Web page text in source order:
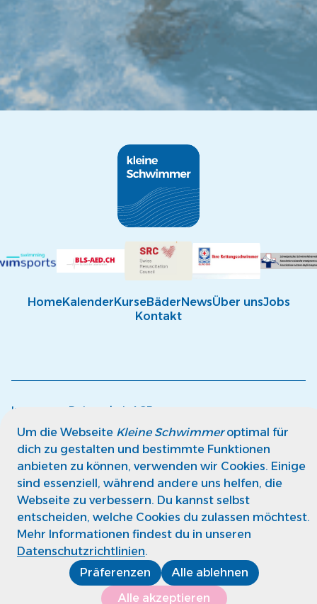
HomeKalenderKurseBäderNewsÜber unsJobs
Kontakt
Impressum Datenschutz AGB
Um die Webseite Kleine Schwimmeroptimal für
dich zu gestalten und bestimmte Funktionen
anbieten zu können, verwenden wir Cookies. Einige
sind essenziell, während andere uns helfen, die
Webseite zu verbessern. Du kannst selbst
entscheiden, welche Cookies du zulassen möchtest.
Mehr Informationen findest du in unseren
Datenschutzrichtlinien.
Präferenzen
Alle ablehnen
Alle akzeptieren